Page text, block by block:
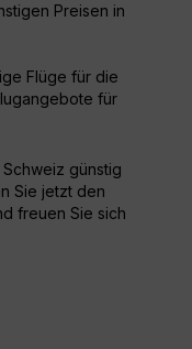
Preisen in
Flüge für die
für
günstig
Sie jetzt den
freuen Sie sich